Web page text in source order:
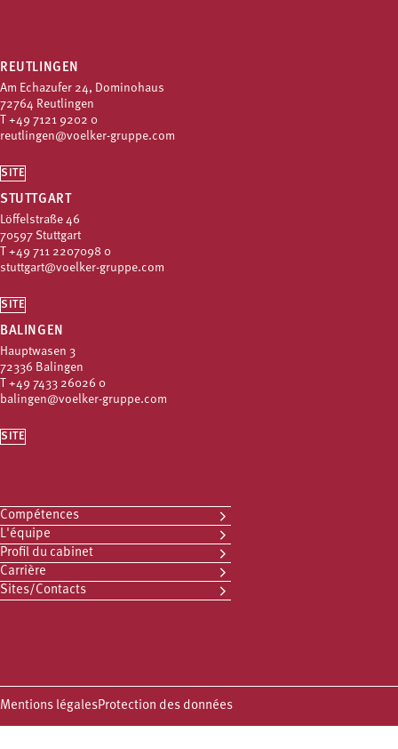
REUTLINGEN
Am Echazufer 24, Dominohaus
72764 Reutlingen
T +49 7121 9202 0
reutlingen@voelker-gruppe.com
SITE
STUTTGART
Löffelstraße 46
70597 Stuttgart
T +49 711 2207098 0
stuttgart@voelker-gruppe.com
SITE
BALINGEN
Hauptwasen 3
72336 Balingen
T +49 7433 26026 0
balingen@voelker-gruppe.com
SITE
Compétences
L'équipe
Profil du cabinet
Carrière
Sites/Contacts
Mentions légalesProtection des données